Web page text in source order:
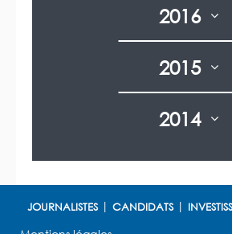
2016
2015
2014
JOURNALISTES CANDIDATS